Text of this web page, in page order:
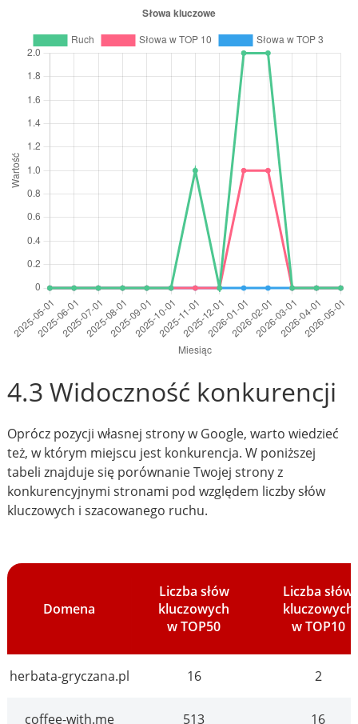
4.3 Widoczność konkurencji
Oprócz pozycji własnej strony w Google, warto wiedzieć
też, w którym miejscu jest konkurencja. W poniższej
tabeli znajduje się porównanie Twojej strony z
konkurencyjnymi stronami pod względem liczby słów
kluczowych i szacowanego ruchu.
Domena
Liczba słów
kluczowych
w TOP50
Liczba słów
kluczowych
w TOP10
herbata-gryczana.pl 16 2
coffee-with.me 513 16